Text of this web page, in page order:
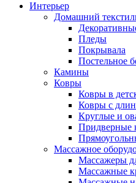
Интерьер
Домашний
Пледы
Покрывала
Постельное
Камины
Ковры
Ковры в
Ковры с
Круглые и
Придверные
Массажное
Массажеры
Массажные